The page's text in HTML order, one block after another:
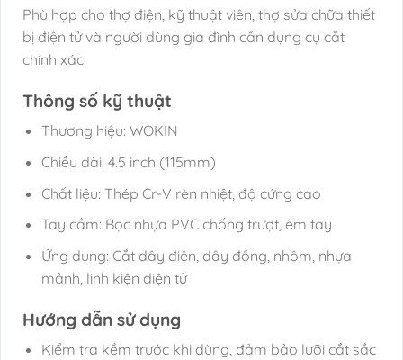
Phù hợp cho thợ điện, kỹ thuật viên, thợ sửa chữa thiết
bị điện tử và người dùng gia đình cần dụng cụ cắt
chính xác.
Thông số kỹ thuật
Thương hiệu: WOKIN
Chiều dài: 4.5 inch (115mm)
Chất liệu: Thép Cr-V rèn nhiệt, độ cứng cao
Tay cầm: Bọc nhựa PVC chống trượt, êm tay
Ứng dụng: Cắt dây điện, dây đồng, nhôm, nhựa
mảnh, linh kiện điện tử
Hướng dẫn sử dụng
Kiểm tra kềm trước khi dùng, đảm bảo lưỡi cắt sắc